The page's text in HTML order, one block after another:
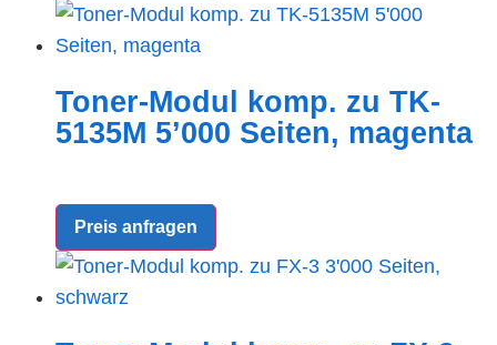
Toner-Modul komp. zu TK-
5135M 5’000 Seiten, magenta
Preis anfragen